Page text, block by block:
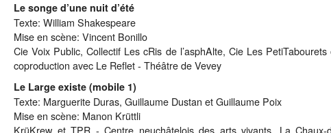
Le songe d’une nuit d’été
Texte: William Shakespeare
Mise en scène: Vincent Bonillo
Cie Voix Public, Collectif Les cRis de l’asphAlte, Cie Les PetiTabourets
coproduction avec Le Reflet - Théâtre de Vevey
Le Large existe (mobile 1)
Texte: Marguerite Duras, Guillaume Dustan et Guillaume Poix
Mise en scène: Manon Krüttli
KrüKrew et TPR - Centre neuchâtelois des arts vivants, La Chaux-